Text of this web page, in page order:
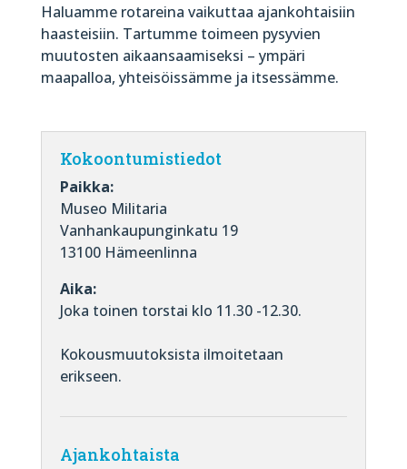
Haluamme rotareina vaikuttaa ajankohtaisiin
haasteisiin. Tartumme toimeen pysyvien
muutosten aikaansaamiseksi – ympäri
maapalloa, yhteisöissämme ja itsessämme.
Kokoontumistiedot
Paikka:
Museo Militaria
Vanhankaupunginkatu 19
13100 Hämeenlinna
Aika:
Joka toinen torstai klo 11.30 -12.30.
Kokousmuutoksista ilmoitetaan
erikseen.
Ajankohtaista